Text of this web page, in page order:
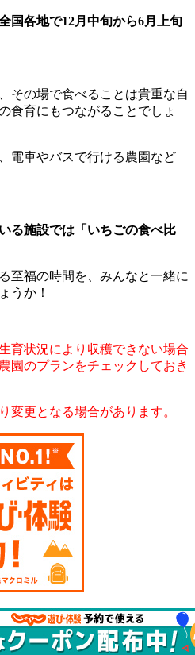
国各地で12月中旬から6月上旬
その場で食べることは貴重な自
食育にもつながることでしょ
電車やバスで行ける農園など
る施設では「いちごの食べ比
至福の時間を、みんなと一緒に
うか！
育状況により収穫できない場合
園のプランをチェックしておき
更となる場合があります。